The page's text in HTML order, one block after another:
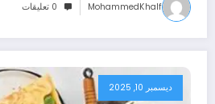
MohammedKhalf 0 تعليقات
ديسمبر 10, 2025